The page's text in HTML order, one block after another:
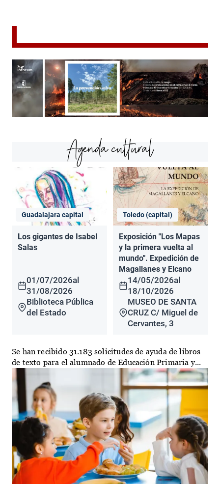
Agenda cultural
Guadalajara capital
Los gigantes de Isabel
Salas
01/07/2026al
31/08/2026
Biblioteca Pública
del Estado
Toledo (capital)
Exposición "Los Mapas
y la primera vuelta al
mundo". Expedición de
Magallanes y Elcano
14/05/2026al
18/10/2026
MUSEO DE SANTA
CRUZ C/ Miguel de
Cervantes, 3
Se han recibido 31.183 solicitudes de ayuda de libros
de texto para el alumnado de Educación Primaria y...